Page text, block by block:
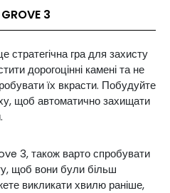
3
гра для захисту
дорогоцінні камені та не
їх вкрасти. Побудуйте
щоб автоматично захищати
3, також варто спробувати
щоб вони були більш
викликати хвилю раніше,